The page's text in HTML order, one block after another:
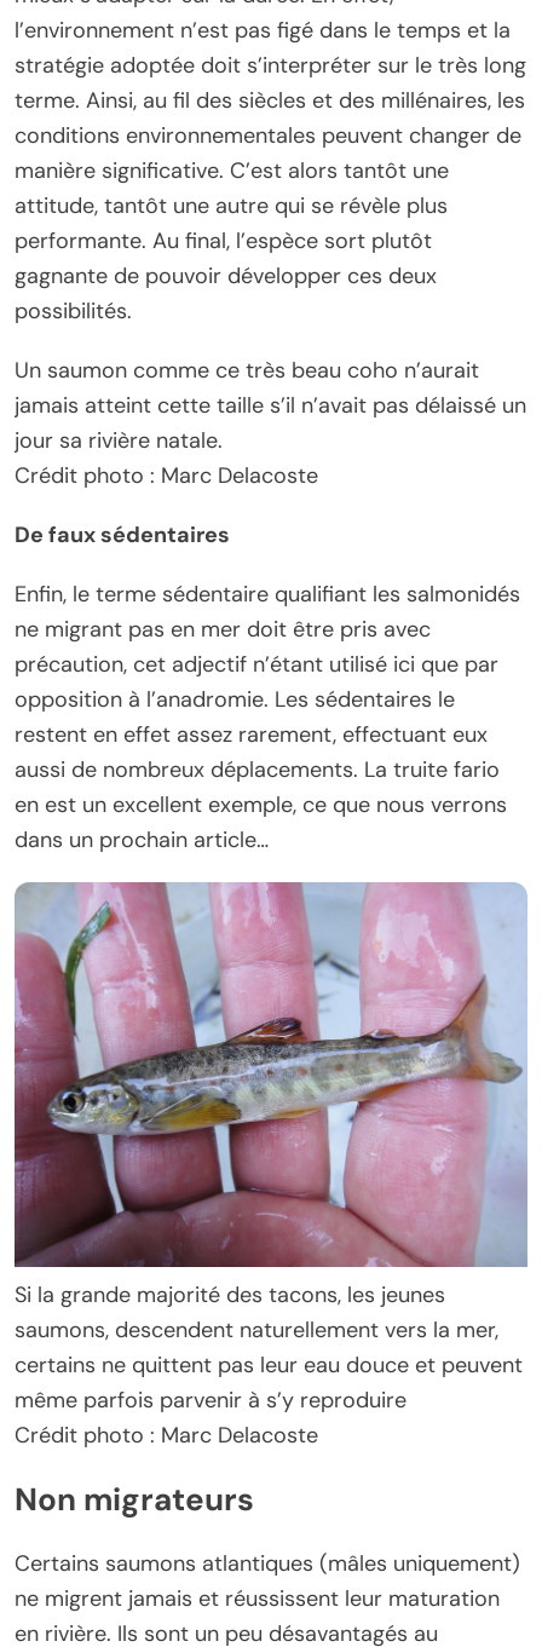
l’environnement n’est pas figé dans le temps et la
stratégie adoptée doit s’interpréter sur le très long
terme. Ainsi, au fil des siècles et des millénaires, les
conditions environnementales peuvent changer de
manière significative. C’est alors tantôt une
attitude, tantôt une autre qui se révèle plus
performante. Au final, l’espèce sort plutôt
gagnante de pouvoir développer ces deux
possibilités.
Un saumon comme ce très beau coho n’aurait
jamais atteint cette taille s’il n’avait pas délaissé un
jour sa rivière natale.
Crédit photo : Marc Delacoste
De faux sédentaires
Enfin, le terme sédentaire qualifiant les salmonidés
ne migrant pas en mer doit être pris avec
précaution, cet adjectif n’étant utilisé ici que par
opposition à l’anadromie. Les sédentaires le
restent en effet assez rarement, effectuant eux
aussi de nombreux déplacements. La truite fario
en est un excellent exemple, ce que nous verrons
dans un prochain article…
Si la grande majorité des tacons, les jeunes
saumons, descendent naturellement vers la mer,
certains ne quittent pas leur eau douce et peuvent
même parfois parvenir à s’y reproduire
Crédit photo : Marc Delacoste
Non migrateurs
Certains saumons atlantiques (mâles uniquement)
ne migrent jamais et réussissent leur maturation
en rivière. Ils sont un peu désavantagés au